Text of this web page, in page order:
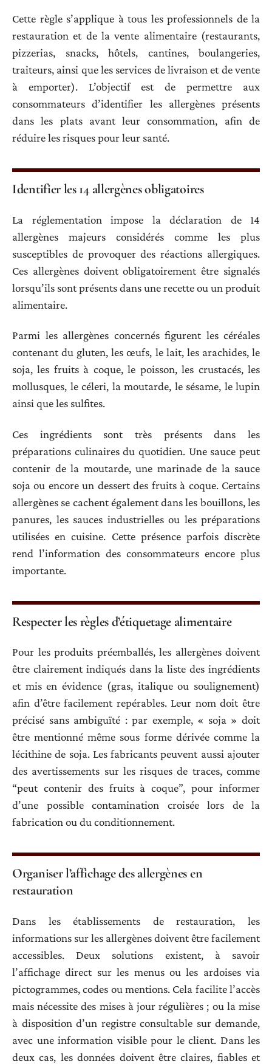
Cette règle s’applique à tous les professionnels de la
restauration et de la vente alimentaire (restaurants,
pizzerias, snacks, hôtels, cantines, boulangeries,
traiteurs, ainsi que les services de livraison et de vente
à emporter). L’objectif est de permettre aux
consommateurs d’identifier les allergènes présents
dans les plats avant leur consommation, afin de
réduire les risques pour leur santé.
Identifier les 14 allergènes obligatoires
La réglementation impose la déclaration de 14
allergènes majeurs considérés comme les plus
susceptibles de provoquer des réactions allergiques.
Ces allergènes doivent obligatoirement être signalés
lorsqu’ils sont présents dans une recette ou un produit
alimentaire.
Parmi les allergènes concernés figurent les céréales
contenant du gluten, les œufs, le lait, les arachides, le
soja, les fruits à coque, le poisson, les crustacés, les
mollusques, le céleri, la moutarde, le sésame, le lupin
ainsi que les sulfites.
Ces ingrédients sont très présents dans les
préparations culinaires du quotidien. Une sauce peut
contenir de la moutarde, une marinade de la sauce
soja ou encore un dessert des fruits à coque. Certains
allergènes se cachent également dans les bouillons, les
panures, les sauces industrielles ou les préparations
utilisées en cuisine. Cette présence parfois discrète
rend l’information des consommateurs encore plus
importante.
Respecter les règles d’étiquetage alimentaire
Pour les produits préemballés, les allergènes doivent
être clairement indiqués dans la liste des ingrédients
et mis en évidence (gras, italique ou soulignement)
afin d’être facilement repérables. Leur nom doit être
précisé sans ambiguïté : par exemple, « soja » doit
être mentionné même sous forme dérivée comme la
lécithine de soja. Les fabricants peuvent aussi ajouter
des avertissements sur les risques de traces, comme
“peut contenir des fruits à coque”, pour informer
d’une possible contamination croisée lors de la
fabrication ou du conditionnement.
Organiser l’affichage des allergènes en
restauration
Dans les établissements de restauration, les
informations sur les allergènes doivent être facilement
accessibles. Deux solutions existent, à savoir
l’affichage direct sur les menus ou les ardoises via
pictogrammes, codes ou mentions. Cela facilite l’accès
mais nécessite des mises à jour régulières ; ou la mise
à disposition d’un registre consultable sur demande,
avec une information visible pour le client. Dans les
deux cas, les données doivent être claires, fiables et